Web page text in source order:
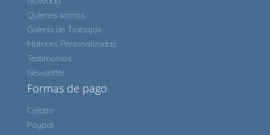
Quienes somos
Galería de Trabajos
Matrices Personalizadas
Testimonios
Newsletter
Formas de pago
Crédito
Paypal